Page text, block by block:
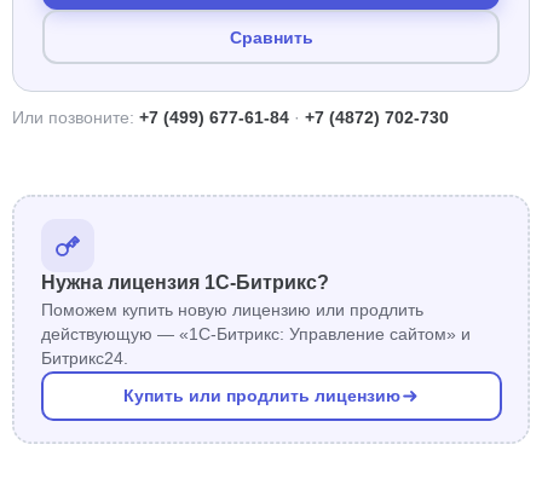
Сравнить
Или позвоните: +7 (499) 677-61-84 · +7 (4872) 702-730
Нужна лицензия 1С-Битрикс?
Поможем купить новую лицензию или продлить
действующую — «1С-Битрикс: Управление сайтом» и
Битрикс24.
Купить или продлить лицензию